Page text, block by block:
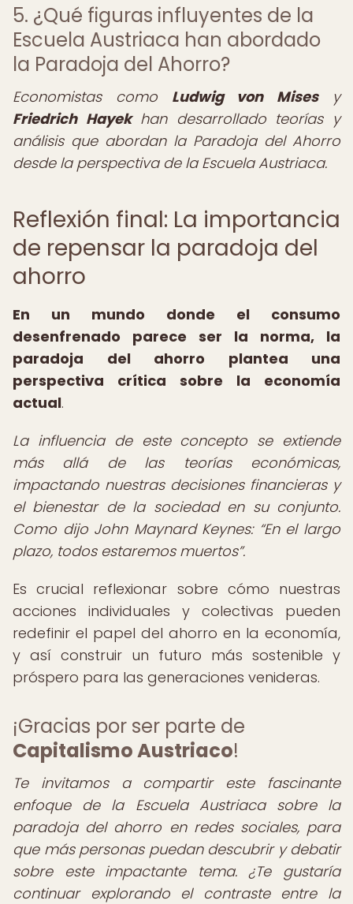
5. ¿Qué figuras influyentes de la
Escuela Austriaca han abordado
la Paradoja del Ahorro?
Economistas como Ludwig von Misesy
Friedrich Hayekhan desarrollado teorías y
análisis que abordan la Paradoja del Ahorro
desde la perspectiva de la Escuela Austriaca.
Reflexión final: La importancia
de repensar la paradoja del
ahorro
En un mundo donde el consumo
desenfrenado parece ser la norma, la
paradoja del ahorro plantea una
perspectiva crítica sobre la economía
actual.
La influencia de este concepto se extiende
más allá de las teorías económicas,
impactando nuestras decisiones financieras y
el bienestar de la sociedad en su conjunto.
Como dijo John Maynard Keynes: En el largo
plazo, todos estaremos muertos .
Es crucial reflexionar sobre cómo nuestras
acciones individuales y colectivas pueden
redefinir el papel del ahorro en la economía,
y así construir un futuro más sostenible y
próspero para las generaciones venideras.
¡Gracias por ser parte de
Capitalismo Austriaco!
Te invitamos a compartir este fascinante
enfoque de la Escuela Austriaca sobre la
paradoja del ahorro en redes sociales, para
que más personas puedan descubrir y debatir
sobre este impactante tema. ¿Te gustaría
continuar explorando el contraste entre la